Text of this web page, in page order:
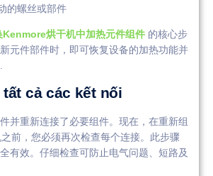
的螺丝或部件
Kenmore烘干机中加热元件组件 的核心步
元件部件时，即可恢复设备的加热功能并
cả các kết nối
并重新连接了必要组件。现在，在重新组
前，您必须再次检查每个连接。此步骤
有效。仔细检查可防止电气问题、短路及